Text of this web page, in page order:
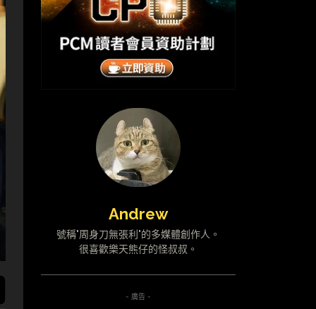
Andrew
號稱"周身刀無張利"的多媒體創作人。
很喜歡樂天熊仔的怪叔叔。
- 廣告 -